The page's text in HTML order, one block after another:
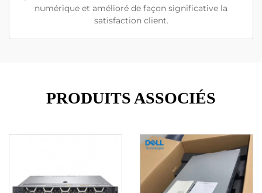
numérique et amélioré de façon significative la
satisfaction client.
PRODUITS ASSOCIÉS